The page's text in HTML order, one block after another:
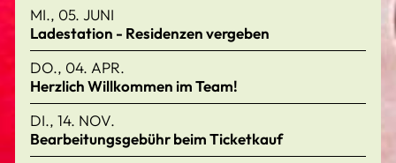
MI., 05. JUNI
Ladestation - Residenzen vergeben
DO., 04. APR.
Herzlich Willkommen im Team!
DI., 14. NOV.
Bearbeitungsgebühr beim Ticketkauf